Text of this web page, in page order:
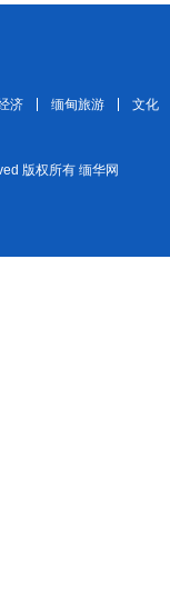
济 缅甸旅游 文化
版权所有 缅华网